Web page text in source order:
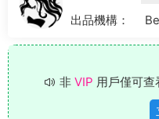
出品機構：
非 VIP 用戶僅可查